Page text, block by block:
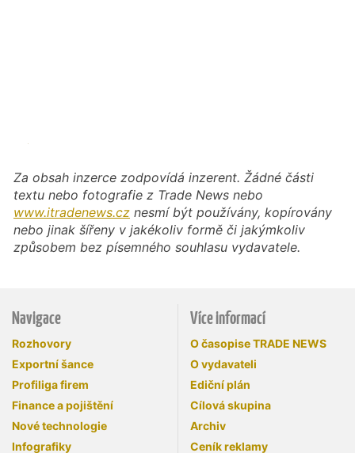
Za obsah inzerce zodpovídá inzerent. Žádné části
textu nebo fotografie z Trade News nebo
www.itradenews.cz nesmí být používány, kopírovány
nebo jinak šířeny v jakékoliv formě či jakýmkoliv
způsobem bez písemného souhlasu vydavatele.
Navigace
Rozhovory
Exportní šance
Profiliga firem
Finance a pojištění
Nové technologie
Infografiky
Více informací
O časopise TRADE NEWS
O vydavateli
Ediční plán
Cílová skupina
Archiv
Ceník reklamy